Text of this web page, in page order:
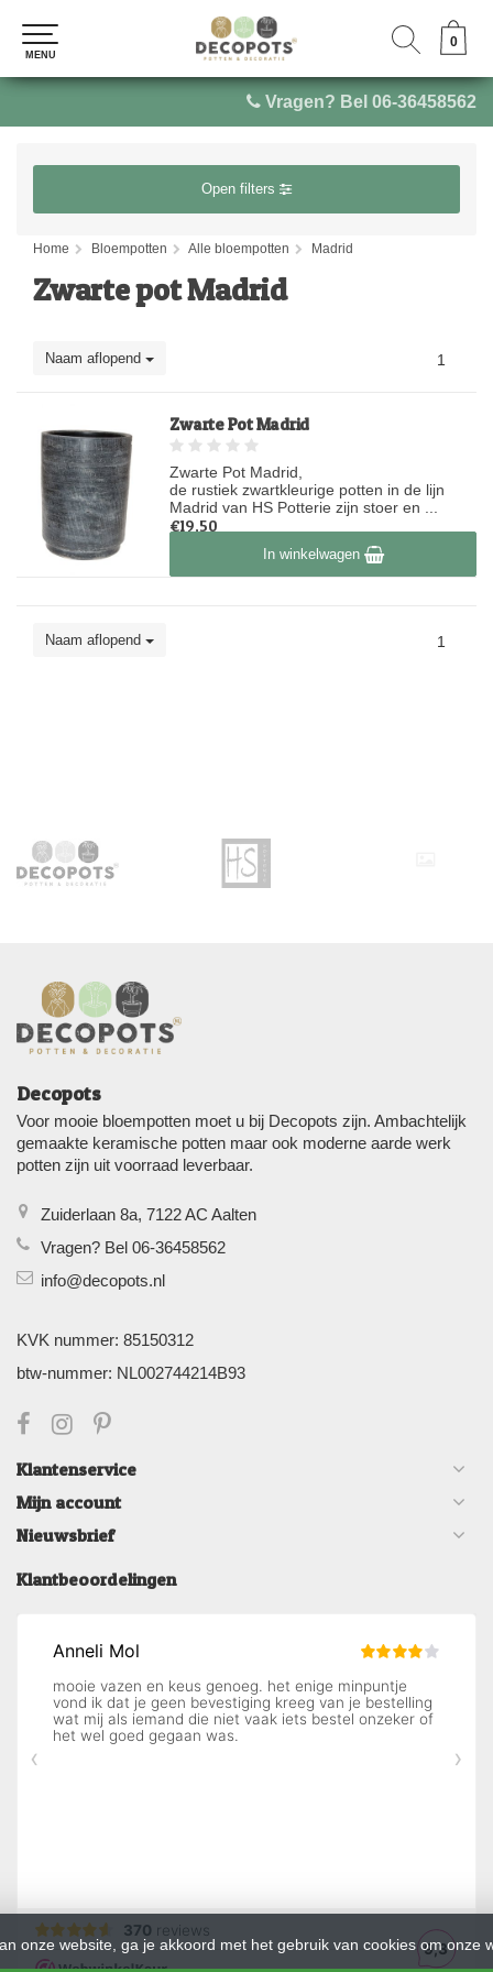
Vragen? Bel 06-36458562
0
MENU
0
MENU
Open filters
Home Bloempotten Alle bloempotten Madrid
Zwarte pot Madrid
Naam aflopend 1
Zwarte Pot Madrid
Zwarte Pot Madrid,
de rustiek zwartkleurige potten in de lijn
Madrid van HS Potterie zijn stoer en ...
€19,50
Op voorraadIn winkelwagen
Naam aflopend 1
Decopots
Voor mooie bloempotten moet u bij Decopots zijn. Ambachtelijk
gemaakte keramische potten maar ook moderne aarde werk
potten zijn uit voorraad leverbaar.
Zuiderlaan 8a, 7122 AC Aalten
Vragen? Bel 06-36458562
info@decopots.nl
KVK nummer: 85150312
btw-nummer: NL002744214B93
Klantenservice
Mijn account
Nieuwsbrief
Klantbeoordelingen
onze website, ga je akkoord met het gebruik van cookies om onze